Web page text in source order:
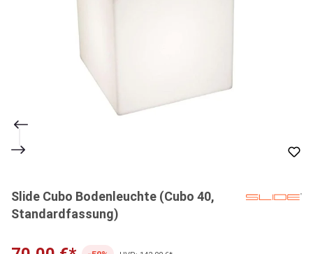
Slide Cubo Bodenleuchte (Cubo 40,
Standardfassung)